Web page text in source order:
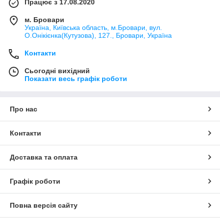
Працює з 17.08.2020
м. Бровари
Україна, Київська область, м.Бровари, вул.
О.Онікієнка(Кутузова), 127., Бровари, Україна
Контакти
Сьогодні вихідний
Показати весь графік роботи
Про нас
Контакти
Доставка та оплата
Графік роботи
Повна версія сайту